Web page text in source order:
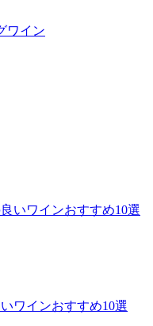
ワイン
いワインおすすめ10選
ワインおすすめ10選